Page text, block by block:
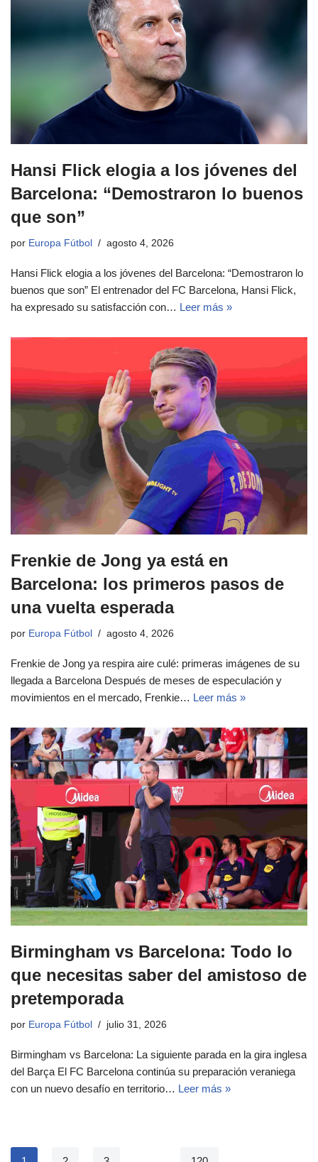
Hansi Flick elogia a los jóvenes del
Barcelona: “Demostraron lo buenos
que son”
por Europa Fútbol agosto 4, 2026
Hansi Flick elogia a los jóvenes del Barcelona: “Demostraron lo
buenos que son” El entrenador del FC Barcelona, Hansi Flick,
ha expresado su satisfacción con… Leer más »
Frenkie de Jong ya está en
Barcelona: los primeros pasos de
una vuelta esperada
por Europa Fútbol agosto 4, 2026
Frenkie de Jong ya respira aire culé: primeras imágenes de su
llegada a Barcelona Después de meses de especulación y
movimientos en el mercado, Frenkie… Leer más »
Birmingham vs Barcelona: Todo lo
que necesitas saber del amistoso de
pretemporada
por Europa Fútbol julio 31, 2026
Birmingham vs Barcelona: La siguiente parada en la gira inglesa
del Barça El FC Barcelona continúa su preparación veraniega
con un nuevo desafío en territorio… Leer más »